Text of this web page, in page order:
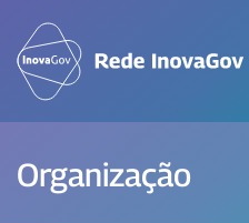
Organização